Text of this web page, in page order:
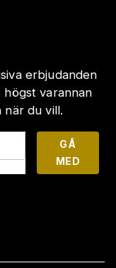
erbjudanden
varannan
när du vill.
GÅ
MED